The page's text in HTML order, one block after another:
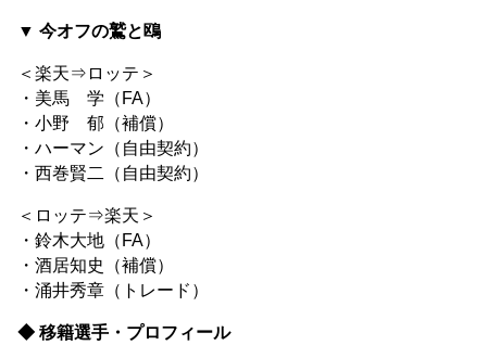
▼ 今オフの鷲と鴎
＜楽天⇒ロッテ＞
・美馬 学（FA）
・小野 郁（補償）
・ハーマン（自由契約）
・西巻賢二（自由契約）
＜ロッテ⇒楽天＞
・鈴木大地（FA）
・酒居知史（補償）
・涌井秀章（トレード）
◆ 移籍選手・プロフィール